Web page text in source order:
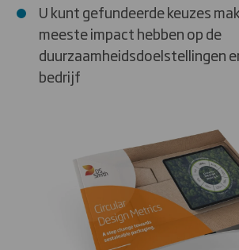
U kunt gefundeerde keuzes
meeste impact hebben op de
duurzaamheidsdoelstellingen
bedrijf